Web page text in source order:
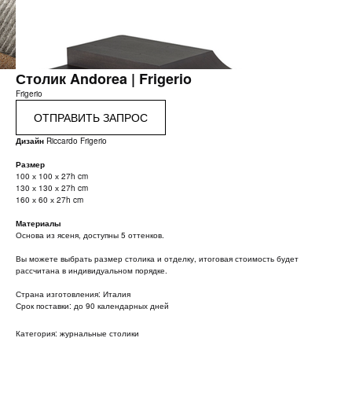
Столик Andorea | Frigerio
Frigerio
ОТПРАВИТЬ ЗАПРОС
Дизайн Riccardo Frigerio
Размер
100 х 100 х 27h cm
130 х 130 х 27h cm
160 х 60 х 27h cm
Материалы
Основа из ясеня, доступны 5 оттенков.
Вы можете выбрать размер столика и отделку, итоговая стоимость будет
рассчитана в индивидуальном порядке.
Страна изготовления: Италия
Срок поставки: до 90 календарных дней
Категория: журнальные столики